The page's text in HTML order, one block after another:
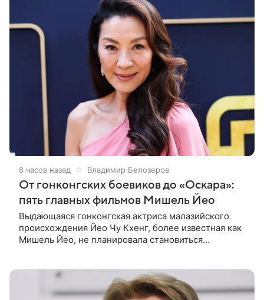
8 часов назад Владимир Белозеров
От гонконгских боевиков до «Оскара»:
пять главных фильмов Мишель Йео
Выдающаяся гонконгская актриса малазийского
происхождения Йео Чу Кхенг, более известная как
Мишель Йео, не планировала становиться